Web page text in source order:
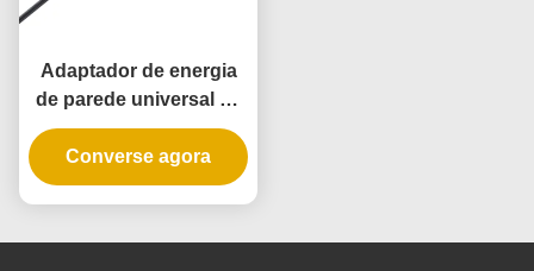
Adaptador de energia
de parede universal de
10 W com 3 anos de
garantia e múltiplas
tensões de saída
Converse agora